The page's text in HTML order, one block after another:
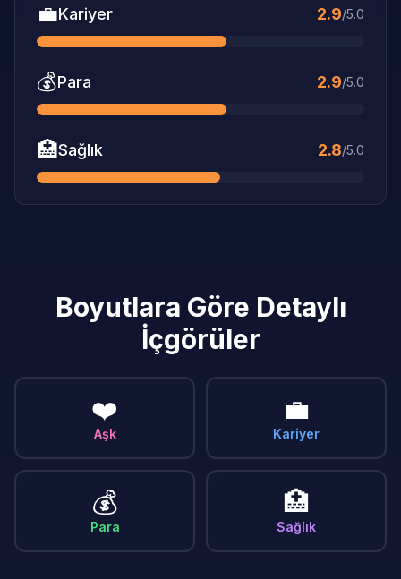
💼Kariyer 2.9/5.0
💰Para 2.9/5.0
🏥Sağlık 2.8/5.0
Boyutlara Göre Detaylı
İçgörüler
❤️
Aşk
💼
Kariyer
💰
Para
🏥
Sağlık